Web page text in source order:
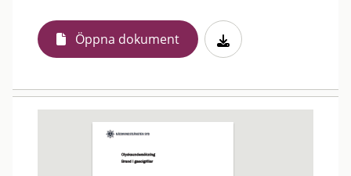
Öppna dokument